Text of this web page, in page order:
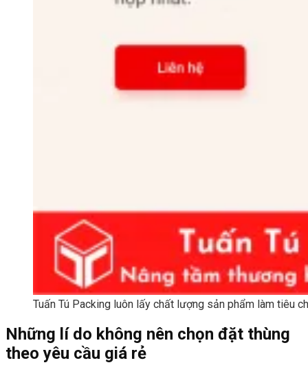
Tuấn Tú Packing luôn lấy chất lượng sản phẩm làm tiêu
Những lí do không nên chọn đặt thùng
theo yêu cầu giá rẻ